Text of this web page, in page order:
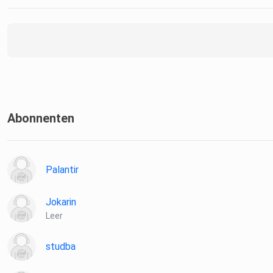
Abonnenten
Palantir
Jokarin
Leer
studba